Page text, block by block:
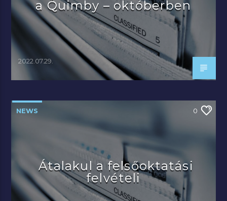
a Quimby – októberben
2022.07.29.
NEWS 0
Átalakul a felsőoktatási
felvételi